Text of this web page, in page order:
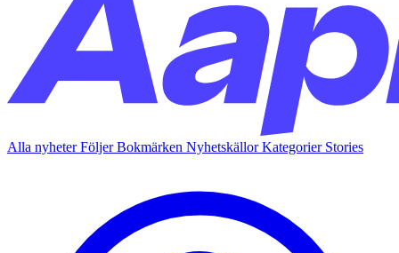
Alla nyheterFöljerBokmärken NyhetskällorKategorier Stories